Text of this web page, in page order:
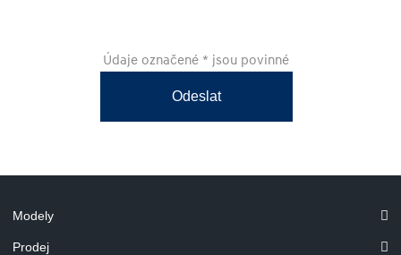
Údaje označené * jsou povinné
Odeslat
Modely
Prodej